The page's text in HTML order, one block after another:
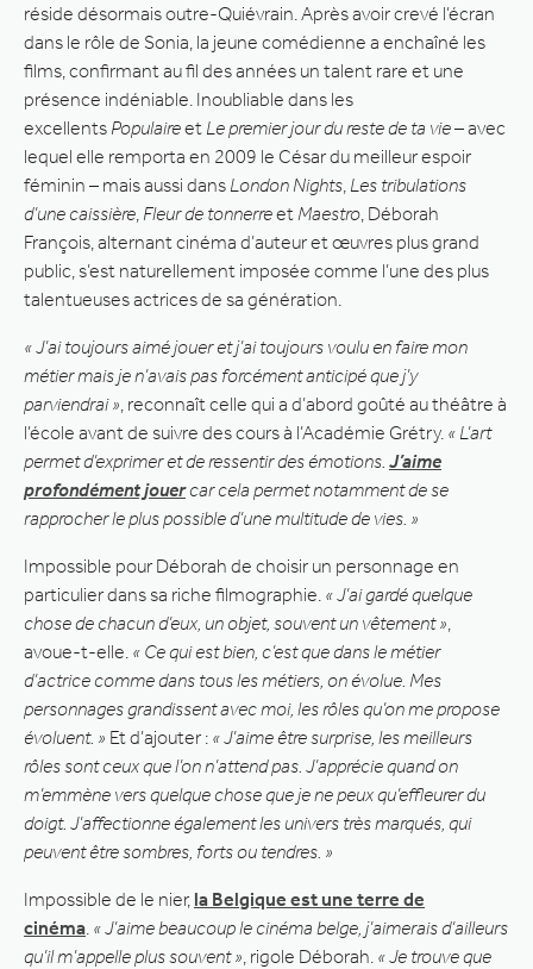
réside désormais outre-Quiévrain. Après avoir crevé l’écran
dans le rôle de Sonia, la jeune comédienne a enchaîné les
films, confirmant au fil des années un talent rare et une
présence indéniable. Inoubliable dans les
excellents Populaireet Le premier jour du reste de ta vie– avec
lequel elle remporta en 2009 le César du meilleur espoir
féminin – mais aussi dans London Nights Les tribulations
d’une caissière Fleur de tonnerreet Maestro , Déborah
François, alternant cinéma d’auteur et œuvres plus grand
public, s’est naturellement imposée comme l’une des plus
talentueuses actrices de sa génération.
« J’ai toujours aimé jouer et j’ai toujours voulu en faire mon
métier mais je n’avais pas forcément anticipé que j’y
parviendrai » , reconnaît celle qui a d’abord goûté au théâtre à
l’école avant de suivre des cours à l’Académie Grétry. « L’art
permet d’exprimer et de ressentir des émotions. J’aime
profondément jouercar cela permet notamment de se
rapprocher le plus possible d’une multitude de vies. »
Impossible pour Déborah de choisir un personnage en
particulier dans sa riche filmographie. « J’ai gardé quelque
chose de chacun d’eux, un objet, souvent un vêtement »
avoue-t-elle. « Ce qui est bien, c’est que dans le métier
d’actrice comme dans tous les métiers, on évolue. Mes
personnages grandissent avec moi, les rôles qu’on me propose
évoluent. » Et d’ajouter : « J’aime être surprise, les meilleurs
rôles sont ceux que l’on n’attend pas. J’apprécie quand on
m’emmène vers quelque chose que je ne peux qu’effleurer du
doigt. J’affectionne également les univers très marqués, qui
peuvent être sombres, forts ou tendres. »
Impossible de le nier, la Belgique est une terre de
cinéma « J’aime beaucoup le cinéma belge, j’aimerais d’ailleurs
qu’il m’appelle plus souvent » , rigole Déborah. « Je trouve que